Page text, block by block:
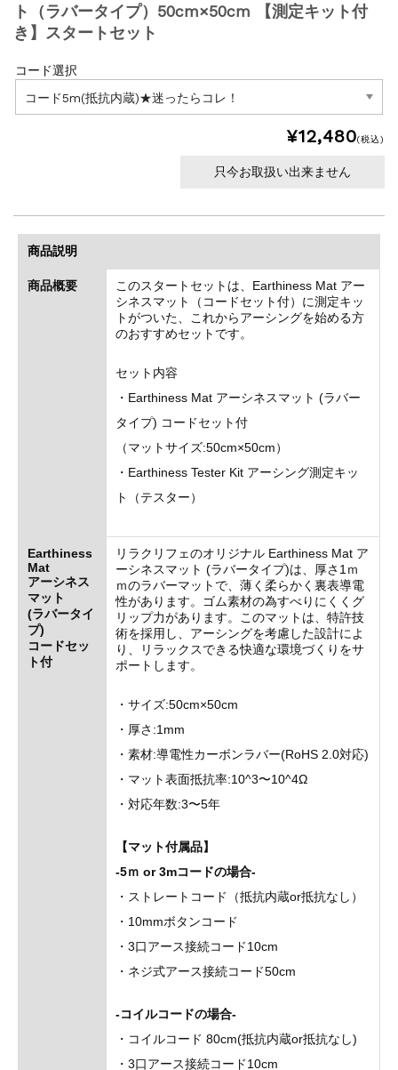
ト（ラバータイプ）50cm×50cm 【測定キット付
き】スタートセット
コード選択
¥12,480(税込)
只今お取扱い出来ません
商品説明
商品概要
このスタートセットは、Earthiness Mat アー
シネスマット（コードセット付）に測定キッ
トがついた、これからアーシングを始める方
のおすすめセットです。
セット内容
・Earthiness Mat アーシネスマット (ラバー
タイプ) コードセット付
（マットサイズ:50cm×50cm）
・Earthiness Tester Kit アーシング測定キッ
ト（テスター）
Earthiness
Mat
アーシネス
マット
(ラバータイ
プ)
コードセッ
ト付
リラクリフェのオリジナル Earthiness Mat ア
ーシネスマット (ラバータイプ)は、厚さ1ｍ
ｍのラバーマットで、薄く柔らかく裏表導電
性があります。ゴム素材の為すべりにくくグ
リップ力があります。このマットは、特許技
術を採用し、アーシングを考慮した設計によ
り、リラックスできる快適な環境づくりをサ
ポートします。
・サイズ:50cm×50cm
・厚さ:1mm
・素材:導電性カーボンラバー(RoHS 2.0対応)
・マット表面抵抗率:10^3〜10^4Ω
・対応年数:3〜5年
【マット付属品】
-5ｍ or 3mコードの場合-
・ストレートコード（抵抗内蔵or抵抗なし）
・10mmボタンコード
・3口アース接続コード10cm
・ネジ式アース接続コード50cm
-コイルコードの場合-
・コイルコード 80cm(抵抗内蔵or抵抗なし)
・3口アース接続コード10cm